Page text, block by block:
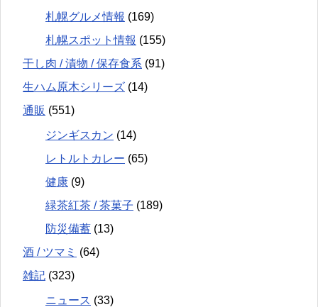
札幌グルメ情報 (169)
札幌スポット情報 (155)
干し肉 / 漬物 / 保存食系 (91)
生ハム原木シリーズ (14)
通販 (551)
ジンギスカン (14)
レトルトカレー (65)
健康 (9)
緑茶紅茶 / 茶菓子 (189)
防災備蓄 (13)
酒 / ツマミ (64)
雑記 (323)
ニュース (33)